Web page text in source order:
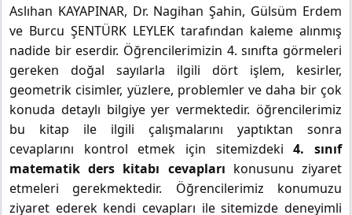
Aslıhan KAYAPINAR, Dr. Nagihan Şahin, Gülsüm Erdem
ve Burcu ŞENTÜRK LEYLEK tarafından kaleme alınmış
nadide bir eserdir. Öğrencilerimizin 4. sınıfta görmeleri
gereken doğal sayılarla ilgili dört işlem, kesirler,
geometrik cisimler, yüzlere, problemler ve daha bir çok
konuda detaylı bilgiye yer vermektedir. öğrencilerimiz
bu kitap ile ilgili çalışmalarını yaptıktan sonra
cevaplarını kontrol etmek için sitemizdeki4. sınıf
matematik ders kitabı cevapları konusunu ziyaret
etmeleri gerekmektedir. Öğrencilerimiz konumuzu
ziyaret ederek kendi cevapları ile sitemizde deneyimli